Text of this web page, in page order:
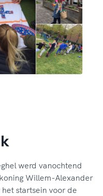
werd vanochtend
Willem-Alexander
startsein voor de